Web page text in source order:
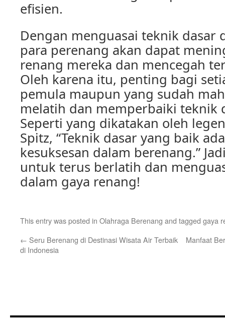
efisien.
Dengan menguasai teknik dasar
para perenang akan dapat
renang mereka dan mencegah
Oleh karena itu, penting bagi
pemula maupun yang sudah
melatih dan memperbaiki teknik
Seperti yang dikatakan oleh
Spitz, “Teknik dasar yang baik
kesuksesan dalam berenang.”
untuk terus berlatih dan
dalam gaya renang!
This entry was posted in Olahraga Berenang and tagged gaya
← Seru Berenang di Destinasi Wisata Air Terbaik
di Indonesia
Manfaat